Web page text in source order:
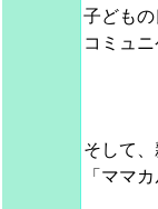
子ども
コミュニ
そして
「ママ